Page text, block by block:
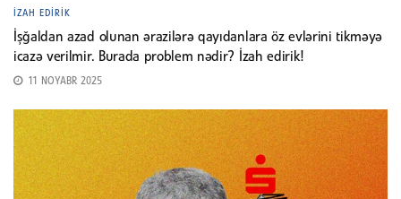
İZAH EDIRIK
İşğaldan azad olunan ərazilərə qayıdanlara öz evlərini tikməyə
icazə verilmir. Burada problem nədir? İzah edirik!
11 NOYABR 2025